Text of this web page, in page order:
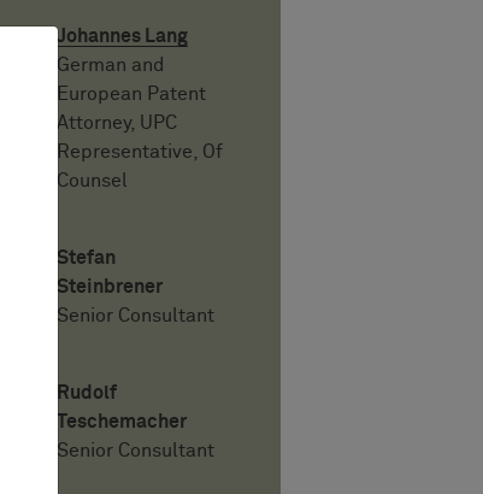
Johannes Lang
German and
European Patent
Attorney, UPC
Representative, Of
Counsel
Stefan
Steinbrener
Senior Consultant
Rudolf
Teschemacher
Senior Consultant